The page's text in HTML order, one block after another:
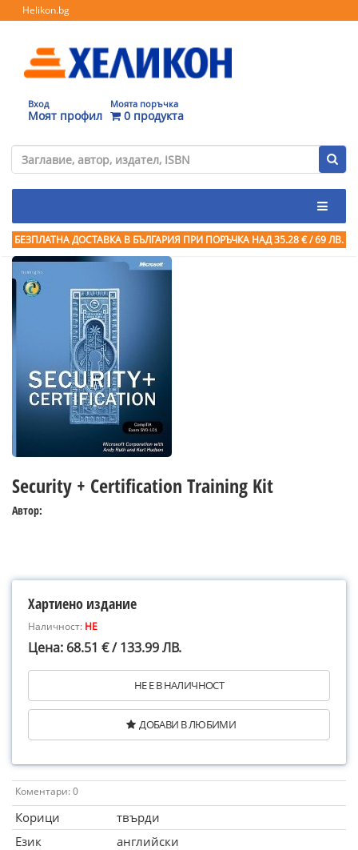
Helikon.bg
Вход
Моят профил
Моята поръчка
0 продукта
БЕЗПЛАТНА ДОСТАВКА В БЪЛГАРИЯ ПРИ ПОРЪЧКА НАД 35.28 € / 69 ЛВ.
Security + Certification Training Kit
Автор:
Хартиено издание
Наличност: НЕ
Цена: 68.51 € / 133.99 ЛВ.
НЕ Е В НАЛИЧНОСТ
ДОБАВИ В ЛЮБИМИ
Коментари: 0
Корици
твърди
Език
английски